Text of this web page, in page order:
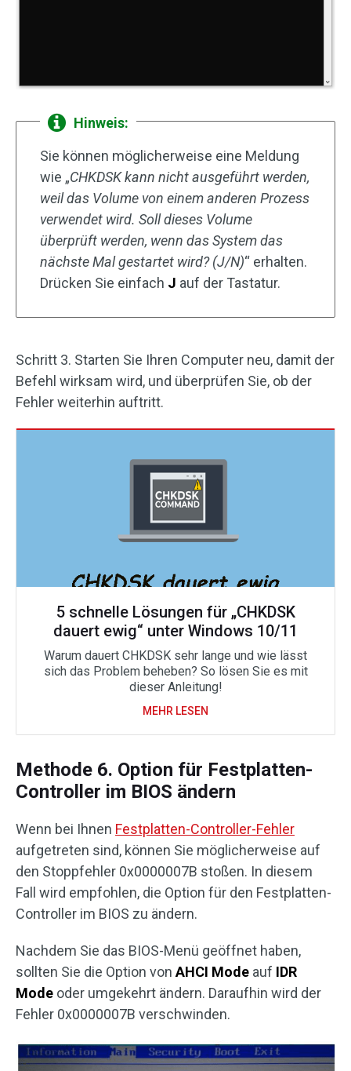
Hinweis:
Sie können möglicherweise eine Meldung
wie „CHKDSK kann nicht ausgeführt werden,
weil das Volume von einem anderen Prozess
verwendet wird. Soll dieses Volume
überprüft werden, wenn das System das
nächste Mal gestartet wird? (J/N)“ erhalten.
Drücken Sie einfach J auf der Tastatur.
Schritt 3. Starten Sie Ihren Computer neu, damit der
Befehl wirksam wird, und überprüfen Sie, ob der
Fehler weiterhin auftritt.
5 schnelle Lösungen für „CHKDSK
dauert ewig“ unter Windows 10/11
Warum dauert CHKDSK sehr lange und wie lässt
sich das Problem beheben? So lösen Sie es mit
dieser Anleitung!
MEHR LESEN
Methode 6. Option für Festplatten-
Controller im BIOS ändern
Wenn bei Ihnen Festplatten-Controller-Fehler
aufgetreten sind, können Sie möglicherweise auf
den Stoppfehler 0x0000007B stoßen. In diesem
Fall wird empfohlen, die Option für den Festplatten-
Controller im BIOS zu ändern.
Nachdem Sie das BIOS-Menü geöffnet haben,
sollten Sie die Option von AHCI Mode auf IDR
Mode oder umgekehrt ändern. Daraufhin wird der
Fehler 0x0000007B verschwinden.